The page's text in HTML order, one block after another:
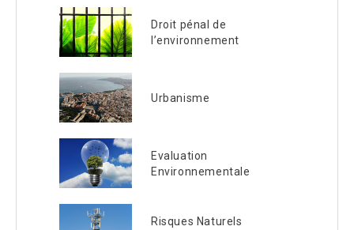
Droit pénal de
l’environnement
Urbanisme
Evaluation
Environnementale
Risques Naturels